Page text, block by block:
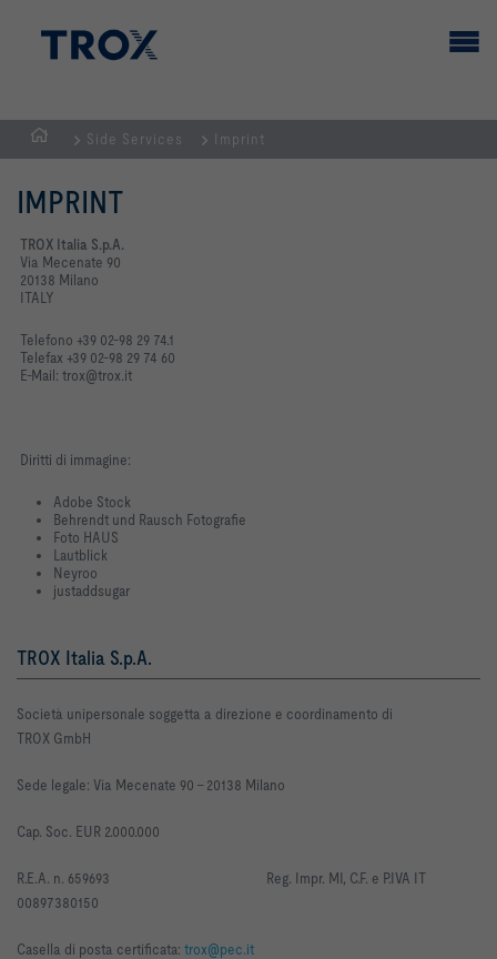
Homepage
Side Services Imprint
IMPRINT
TROX Italia S.p.A.
Via Mecenate 90
20138 Milano
ITALY
Telefono +39 02-98 29 74.1
Telefax +39 02-98 29 74 60
E-Mail: trox@trox.it
Diritti di immagine:
Adobe Stock
Behrendt und Rausch Fotografie
Foto HAUS
Lautblick
Neyroo
justaddsugar
TROX Italia S.p.A.
Società unipersonale soggetta a direzione e coordinamento di
TROX GmbH
Sede legale: Via Mecenate 90 -20138 Milano
Cap. Soc. EUR 2.000.000
R.E.A. n. 659693 Reg. Impr. MI, C.F. e P.IVA IT
00897380150
Casella di posta certificata: trox@pec.it